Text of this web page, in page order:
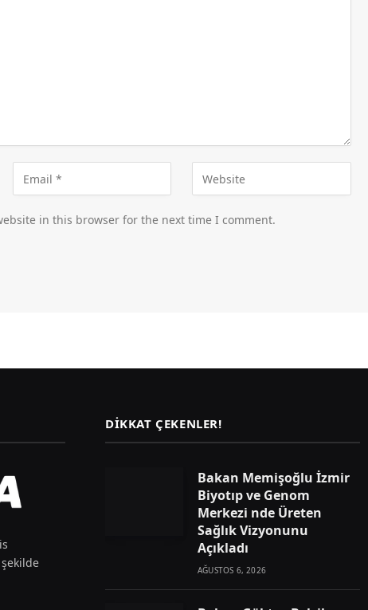
in this browser for the next time I comment.
DIKKAT ÇEKENLER!
Bakan Memişoğlu İzmir
Biyotıp ve Genom
Merkezi nde Üreten
Sağlık Vizyonunu
Açıkladı
AĞUSTOS 6, 2026